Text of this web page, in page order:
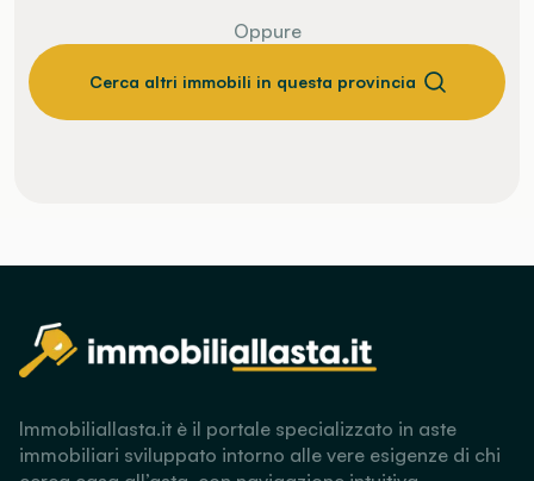
Oppure
Cerca altri immobili in questa provincia
Immobiliallasta.it è il portale specializzato in aste
immobiliari sviluppato intorno alle vere esigenze di chi